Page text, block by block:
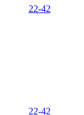
22-42
22-42